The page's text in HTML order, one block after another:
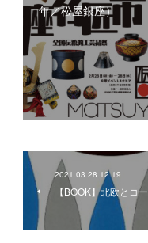
年／松屋銀座）
2021.03.28 12:19
【BOOK】北欧とコ